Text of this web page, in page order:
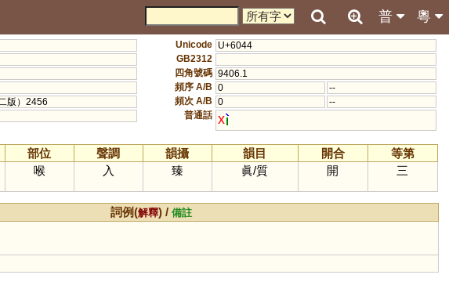
粵
普
版）2456
Unicode U+6044
GB2312
四角號碼 9406.1
頻序 A/B 0
--
頻次 A/B 0
--
普通話 x
部位 聲調 韻攝 韻目 開合
等第
喉 入 臻 眞/質 開 三
詞例(解釋) /備註